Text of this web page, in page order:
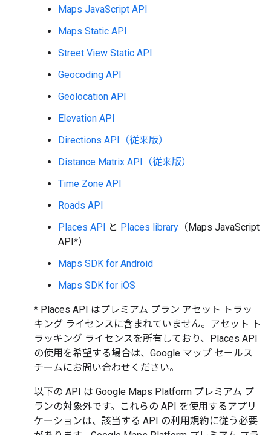
Maps JavaScript API
Maps Static API
Street View Static API
Geocoding API
Geolocation API
Elevation API
Directions API（従来版）
Distance Matrix API（従来版）
Time Zone API
Roads API
Places API と Places library （Maps JavaScript
API*）
Maps SDK for Android
Maps SDK for iOS
* Places API はプレミアム プラン アセット トラッ
キング ライセンスに含まれていません。アセット ト
ラッキング ライセンスを所有しており、Places API
の使用を希望する場合は、Google マップ セールス
チームにお問い合わせください。
以下の API は Google Maps Platform プレミアム プ
ランの対象外です。これらの API を使用するアプリ
ケーションは、該当する API の利用規約に従う必要